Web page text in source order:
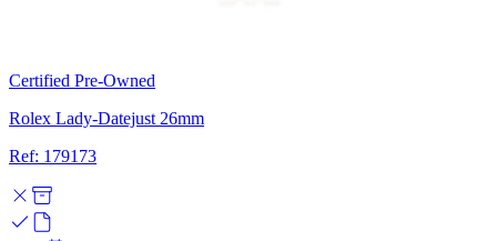
Certified Pre-Owned
Rolex Lady-Datejust 26mm
Ref: 179173